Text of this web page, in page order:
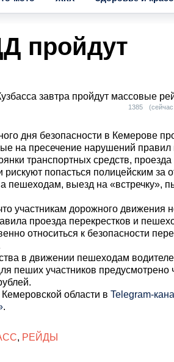
пройдут
завтра пройдут массовые
1385
дня безопасности в Кемерове
на пресечение нарушений правил
транспортных средств, проезда
попасться полицейским за
пешеходам, выезд на «встречку»,
участникам дорожного движения
проезда перекрестков и
относиться к безопасности
в движении пешеходам
пеших участников предусмотрено
области в Telegram-
.
, РЕЙДЫ